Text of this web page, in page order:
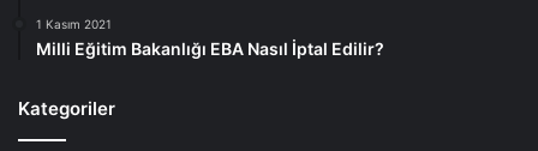
1 Kasım 2021
Milli Eğitim Bakanlığı EBA Nasıl İptal Edilir?
Kategoriler